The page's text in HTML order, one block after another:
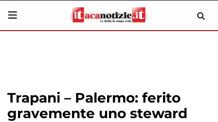
Trapani – Palermo: ferito
gravemente uno steward